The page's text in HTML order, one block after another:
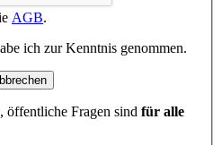
AGB.
ich zur Kenntnis genommen.
öffentliche Fragen sind für alle